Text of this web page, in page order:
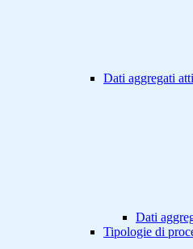
Dati aggregati
Dati
Tipologie di